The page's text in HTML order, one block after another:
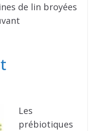
de lin broyées
Les
prébiotiques